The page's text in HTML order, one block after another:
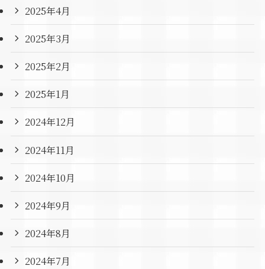
2025年4月
2025年3月
2025年2月
2025年1月
2024年12月
2024年11月
2024年10月
2024年9月
2024年8月
2024年7月